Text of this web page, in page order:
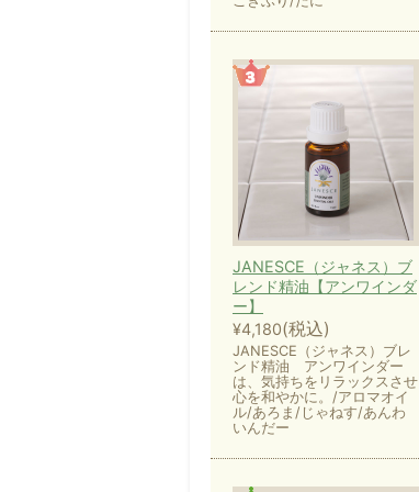
JANESCE（ジャネス）ブ
レンド精油【アンワインダ
ー】
¥4,180(税込)
JANESCE（ジャネス）ブレ
ンド精油 アンワインダー
は、気持ちをリラックスさせ
心を和やかに。/アロマオイ
ル/あろま/じゃねす/あんわ
いんだー